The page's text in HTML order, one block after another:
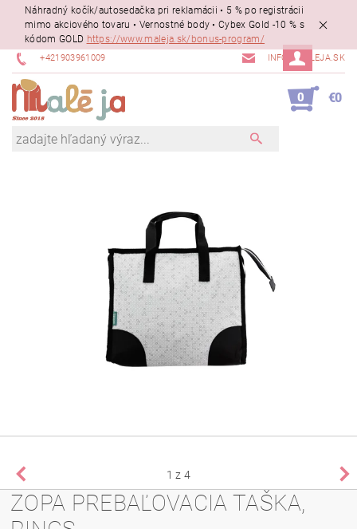
Náhradný kočík/autosedačka pri reklamácii • 5 % po registrácii
mimo akciového tovaru • Vernostné body • Cybex Gold -10 % s
kódom GOLD https://www.maleja.sk/bonus-program/
+421903961009 INFO@MALEJA.SK
0 €0
1 z 4
ZOPA PREBAĽOVACIA TAŠKA,